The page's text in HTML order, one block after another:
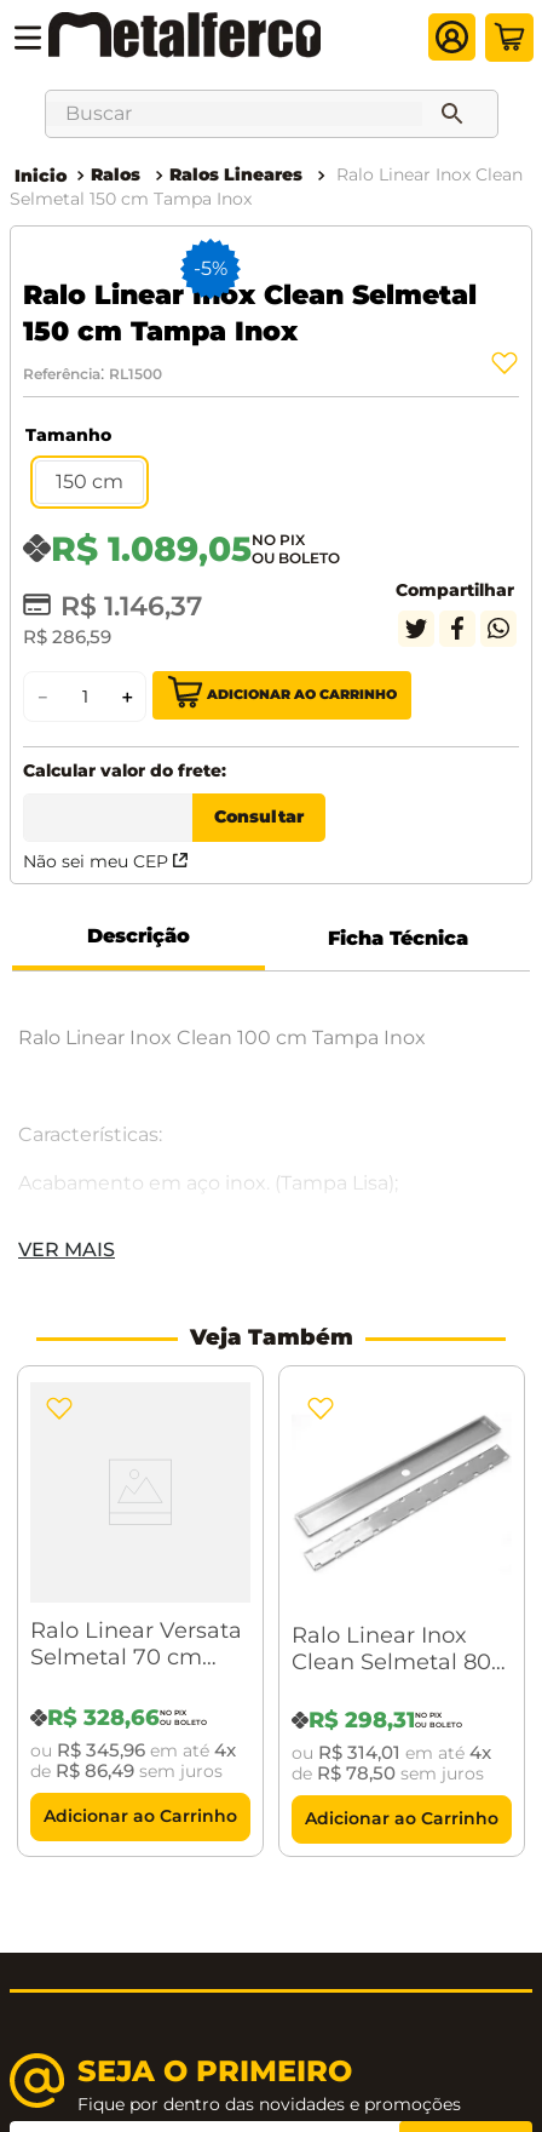
Buscar
Ralos Ralos Lineares
Ralo Linear Inox Clean
Selmetal 150 cm Tampa Inox
-5%
Ralo Linear Inox Clean Selmetal
150 cm Tampa Inox
Referência: RL1500
Tamanho
150 cm
R$ 1.089,05
R$ 1.146,37
R$ 286,59
Compartilhar
＋
－ ADICIONAR AO CARRINHO
Não sei meu CEP
Descrição Ficha Técnica
Ralo Linear Inox Clean 100 cm Tampa Inox
Características:
Acabamento em aço inox. (Tampa Lisa);
Base do ralo retangular em aço inox.
Tamanho: 150 cm
Acompanha válvula abre/fecha e grade retentora.
Recomendações:
A limpeza deverá ser feita apenas com produtos
neutros usados normalmente em banheiros ou
cozinha.
Garantia: 10 anos
VER MAIS
Veja Também
Ralo Linear Versata
Selmetal 70 cm
Fosco
R$ 328,66
ou R$ 345,96em até 4
de R$ 86,49sem juros
Adicionar ao Carrinho
Ralo Linear Inox
Clean Selmetal 80
(RLI800)
R$ 298,31
ou R$ 314,01 em até 4
de R$ 78,50sem juros
Adicionar ao Carrinho
SEJA O PRIMEIRO
Fique por dentro das novidades e promoções